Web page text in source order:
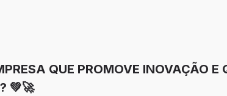
QUE PROMOVE INOVAÇÃO
💚🚀